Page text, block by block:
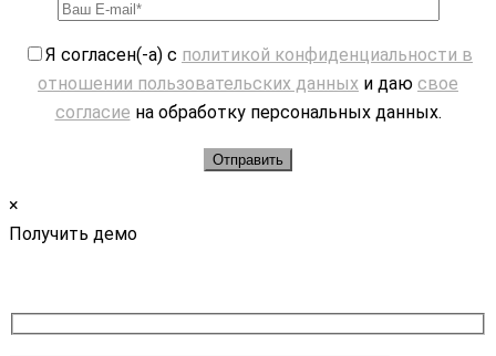
Я согласен(-а) с политикой конфиденциальности в
отношении пользовательских данных и даю свое
согласие на обработку персональных данных.
×
Получить демо